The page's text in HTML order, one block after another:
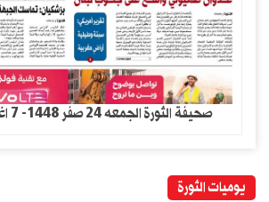
صحيفة الثورة الجمعه 24 صفر 1448- 7 اغسطس 2026
يوميات الثورة